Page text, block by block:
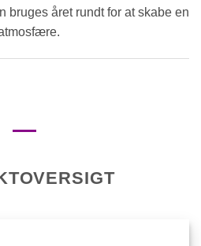
bruges året rundt for at skabe en